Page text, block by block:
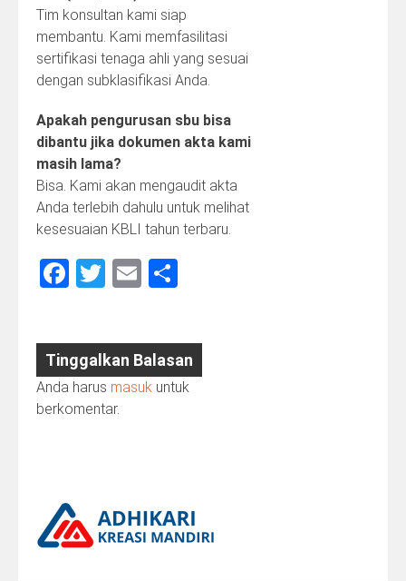
Tim konsultan kami siap
membantu. Kami memfasilitasi
sertifikasi tenaga ahli yang sesuai
dengan subklasifikasi Anda.
Apakah pengurusan sbu bisa
dibantu jika dokumen akta kami
masih lama?
Bisa. Kami akan mengaudit akta
Anda terlebih dahulu untuk melihat
kesesuaian KBLI tahun terbaru.
Facebook
Twitter
Email
Tinggalkan Balasan
Anda harus masuk untuk
berkomentar.